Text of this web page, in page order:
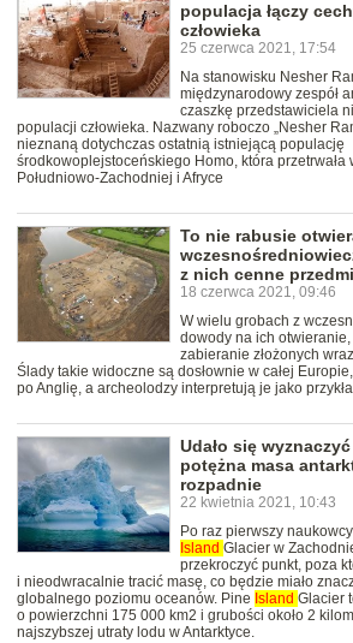
populacja łączy
człowieka
25 czerwca 2021, 17:54
Na stanowisku Nesher
międzynarodowy zespół
czaszkę przedstawiciela
populacji człowieka. Nazwany roboczo „Nesher
nieznaną dotychczas ostatnią istniejącą populację
środkowoplejstoceńskiego Homo, która przetrwała
Południowo-Zachodniej i Afryce
To nie rabusie
z nich cenne
18 czerwca 2021, 09:46
W wielu grobach z
dowody na ich
zabieranie złożonych
Ślady takie widoczne są dosłownie w całej
po Anglię, a archeolodzy interpretują je jako
Udało się
potężna masa
rozpadnie
22 kwietnia 2021, 10:43
Po raz pierwszy
Island Glacier w
przekroczyć punkt, poza
i nieodwracalnie tracić masę, co będzie miało
globalnego poziomu oceanów. Pine Island Glacier
o powierzchni 175 000 km2 i grubości około 2
najszybszej utraty lodu w Antarktyce.